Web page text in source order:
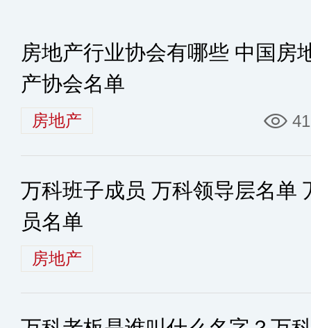
房地产行业协会有哪些 中国房
产协会名单
房地产
万科班子成员 万科领导层名单
员名单
房地产